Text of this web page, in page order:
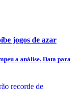
jogos de azar
a análise. Data para